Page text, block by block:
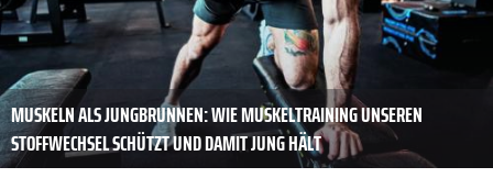
MUSKELN ALS JUNGBRUNNEN: WIE MUSKELTRAINING UNSEREN
STOFFWECHSEL SCHÜTZT UND DAMIT JUNG HÄLT